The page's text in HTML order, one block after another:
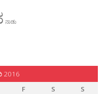
ನಾಡು
2016
F S
S